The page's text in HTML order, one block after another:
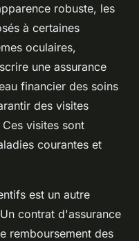
robuste, les
à certaines
oculaires,
une assurance
financier des soins
des visites
visites sont
courantes et
est un autre
contrat d'assurance
remboursement des